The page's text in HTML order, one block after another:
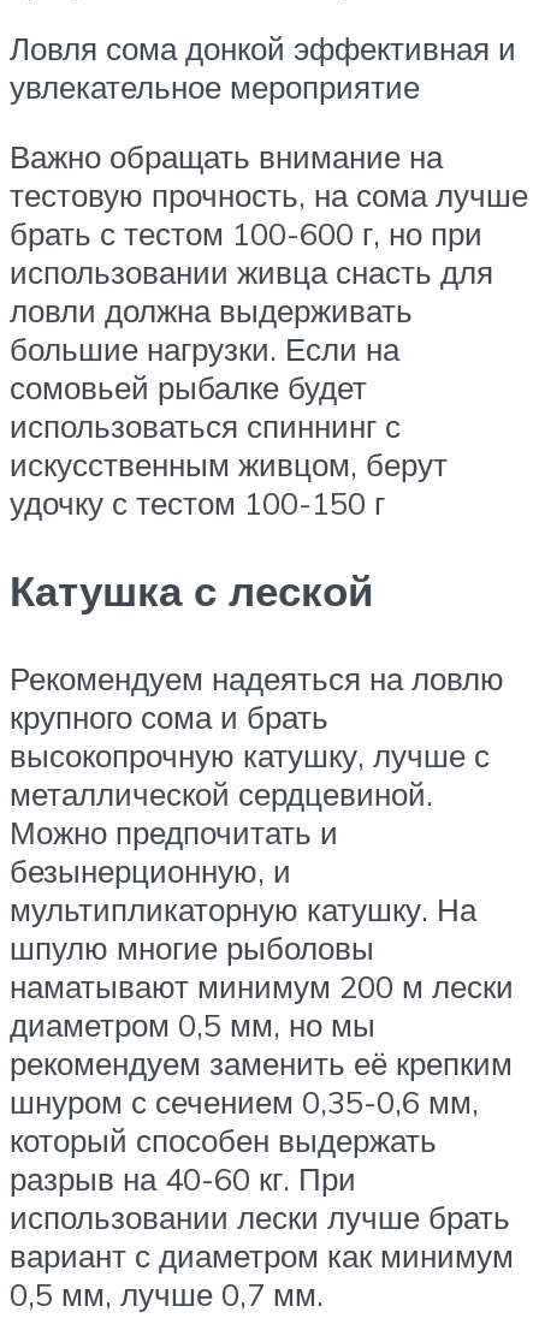
Ловля сома донкой эффективная и
увлекательное мероприятие
Важно обращать внимание на
тестовую прочность, на сома лучше
брать с тестом 100-600 г, но при
использовании живца снасть для
ловли должна выдерживать
большие нагрузки. Если на
сомовьей рыбалке будет
использоваться спиннинг с
искусственным живцом, берут
удочку с тестом 100-150 г
Катушка с леской
Рекомендуем надеяться на ловлю
крупного сома и брать
высокопрочную катушку, лучше с
металлической сердцевиной.
Можно предпочитать и
безынерционную, и
мультипликаторную катушку. На
шпулю многие рыболовы
наматывают минимум 200 м лески
диаметром 0,5 мм, но мы
рекомендуем заменить её крепким
шнуром с сечением 0,35-0,6 мм,
который способен выдержать
разрыв на 40-60 кг. При
использовании лески лучше брать
вариант с диаметром как минимум
0,5 мм, лучше 0,7 мм.